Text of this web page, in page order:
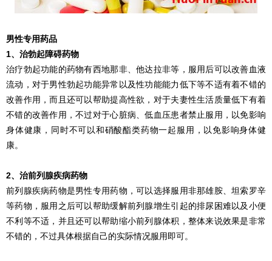
男性专用药品
1、治勃起障碍药物
治疗勃起功能的药物有西地那非、他达拉非等，服用后可以改善血液
流动，对于男性勃起功能异常以及性功能能力低下等不适有着不错的
改善作用，而且还可以帮助提高性欲，对于夫妻性生活质量低下有着
不错的改善作用，不过对于心脏病、低血压患者禁止服用，以免影响
身体健康，同时不可以和硝酸酯类药物一起服用，以免影响身体健
康。
2、治前列腺疾病药物
前列腺疾病药物是男性专用药物，可以选择服用非那雄胺、坦索罗辛
等药物，服用之后可以帮助缓解前列腺增生引起的排尿困难以及小便
不利等不适，并且还可以帮助缩小前列腺体积，整体来说效果是非常
不错的，不过具体根据自己的实际情况服用即可。